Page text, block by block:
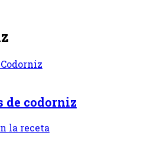
de codorniz
la receta